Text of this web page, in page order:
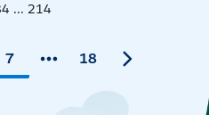
... 214
7 18